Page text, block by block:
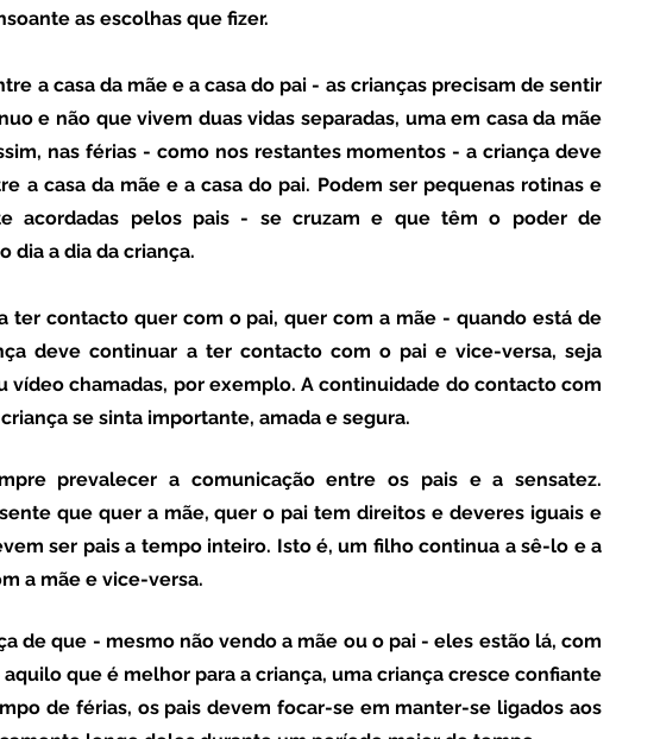
as escolhas que fizer.
a casa da mãe e a casa do pai - as crianças precisam de sentir
e não que vivem duas vidas separadas, uma em casa da mãe
nas férias - como nos restantes momentos - a criança deve
a casa da mãe e a casa do pai. Podem ser pequenas rotinas e
acordadas pelos pais - se cruzam e que têm o poder de
dia a dia da criança.
ter contacto quer com o pai, quer com a mãe - quando está de
deve continuar a ter contacto com o pai e vice-versa, seja
vídeo chamadas, por exemplo. A continuidade do contacto com
se sinta importante, amada e segura.
que quer a mãe, quer o pai tem direitos e deveres iguais e
ser pais a tempo inteiro. Isto é, um filho continua a sê-lo e a
a mãe e vice-versa.
que é melhor para a criança, uma criança cresce confiante
de férias, os pais devem focar-se em manter-se ligados aos